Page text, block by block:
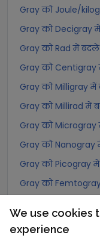
Gray को Joule/
Gray को Decigray
Gray को Rad में बदलें
Gray को
Gray को Milligray
Gray को Millirad में
Gray को
Gray को
Gray को Picogray
Gray को
Joule/kilogram
We use cookies
experience